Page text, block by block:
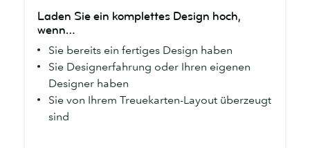
Sie
ein
komplettes
Design
hoch,
wenn…
Laden Sie ein komplettes Design hoch,
wenn…
Sie bereits ein fertiges Design haben
Sie Designerfahrung oder Ihren eigenen
Designer haben
Sie von Ihrem Treuekarten-Layout überzeugt
sind